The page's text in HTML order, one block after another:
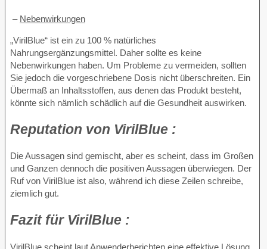
– Nebenwirkungen
„VirilBlue“ ist ein zu 100 % natürliches
Nahrungsergänzungsmittel. Daher sollte es keine
Nebenwirkungen haben. Um Probleme zu vermeiden, sollten
Sie jedoch die vorgeschriebene Dosis nicht überschreiten. Ein
Übermaß an Inhaltsstoffen, aus denen das Produkt besteht,
könnte sich nämlich schädlich auf die Gesundheit auswirken.
Reputation von VirilBlue :
Die Aussagen sind gemischt, aber es scheint, dass im Großen
und Ganzen dennoch die positiven Aussagen überwiegen. Der
Ruf von VirilBlue ist also, während ich diese Zeilen schreibe,
ziemlich gut.
Fazitfür VirilBlue :
VirilBlue scheint laut Anwenderberichten eine effektive Lösung